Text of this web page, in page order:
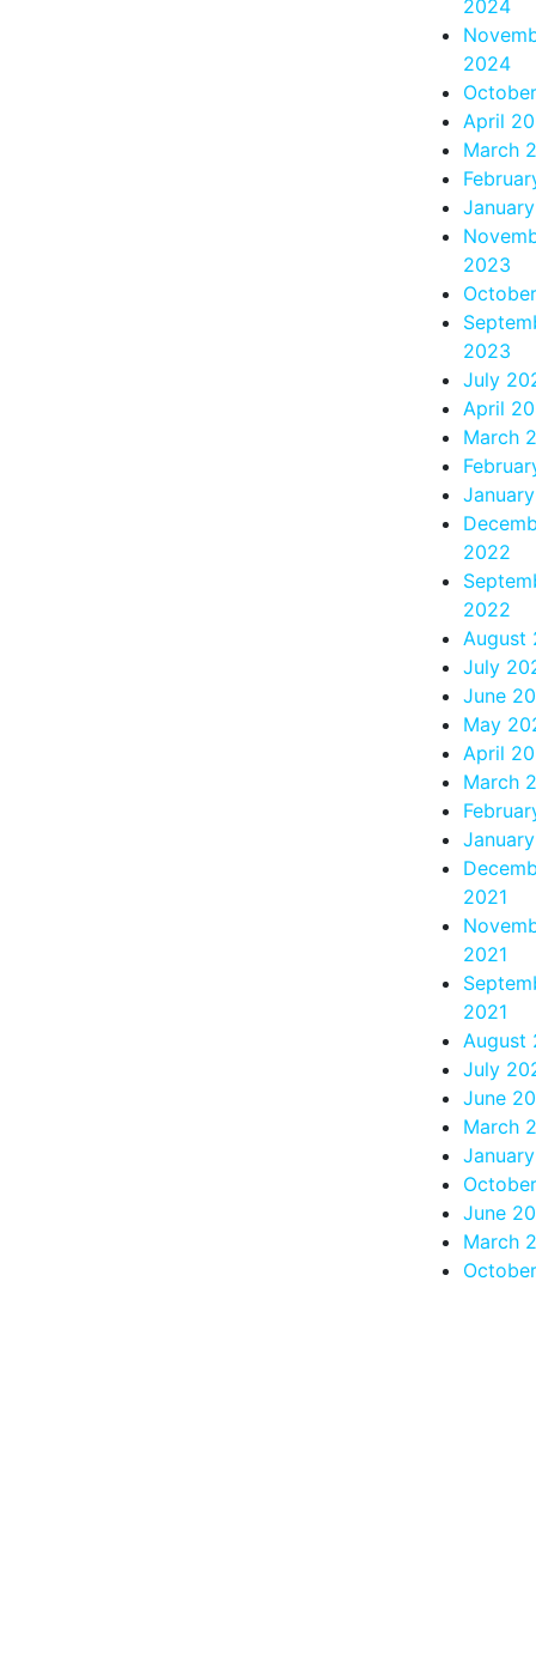
2024
2024
April
March
2023
2023
July
April
March
2022
2022
August
July
June
May
April
March
2021
2021
2021
August
July
June
March
June
March